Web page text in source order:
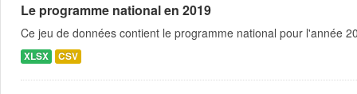
Le programme national en 2019
Ce jeu de données contient le programme national pour l'année
XLSX CSV